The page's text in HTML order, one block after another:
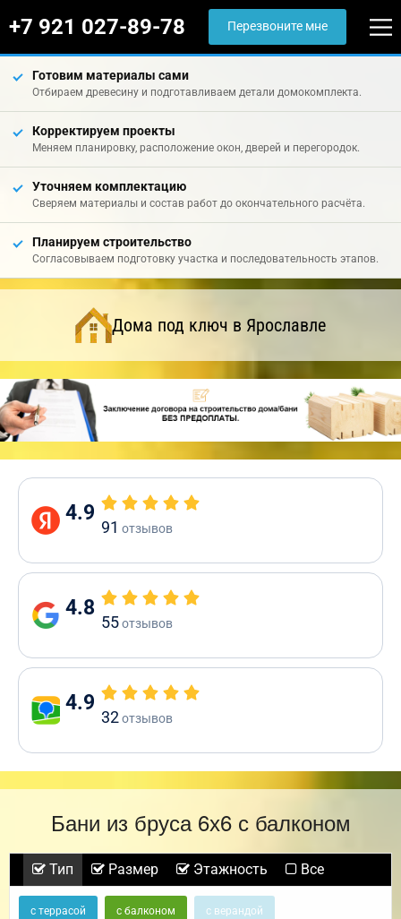
+7 921 027-89-78 Перезвоните мне
Готовим материалы сами
Отбираем древесину и подготавливаем детали домокомплекта.
Корректируем проекты
Меняем планировку, расположение окон, дверей и перегородок.
Уточняем комплектацию
Сверяем материалы и состав работ до окончательного расчёта.
Планируем строительство
Согласовываем подготовку участка и последовательность этапов.
Дома под ключ в Ярославле
4.9
91 отзывов
4.8
55отзывов
4.9
32отзывов
Бани из бруса 6х6 с балконом
Тип Размер Этажность Все
с террасой с балконом с верандой